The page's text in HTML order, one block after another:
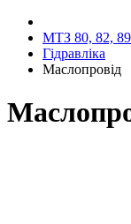
МТЗ 80, 82,
Гідравліка
Маслопровід